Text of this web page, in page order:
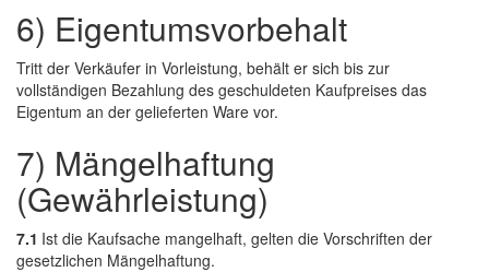
6) Eigentumsvorbehalt
Tritt der Verkäufer in Vorleistung, behält er sich bis zur
vollständigen Bezahlung des geschuldeten Kaufpreises das
Eigentum an der gelieferten Ware vor.
7) Mängelhaftung
(Gewährleistung)
7.1 Ist die Kaufsache mangelhaft, gelten die Vorschriften der
gesetzlichen Mängelhaftung.